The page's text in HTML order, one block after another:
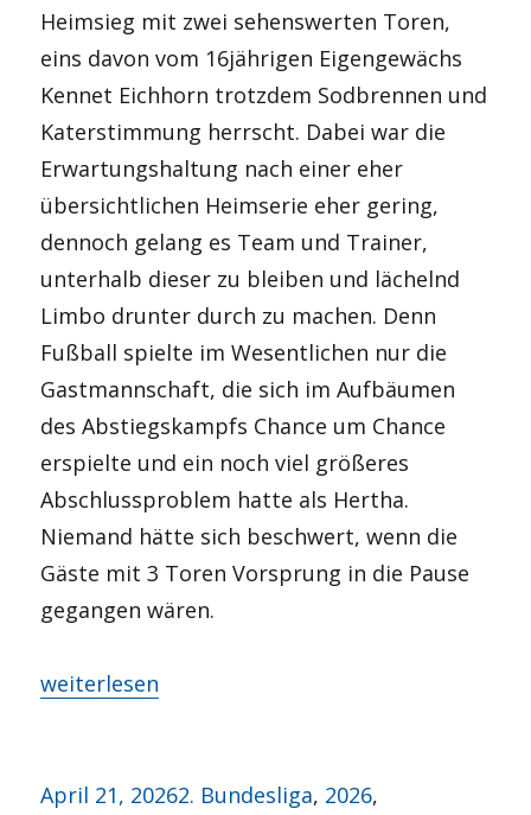
Heimsieg mit zwei sehenswerten Toren,
eins davon vom 16jährigen Eigengewächs
Kennet Eichhorn trotzdem Sodbrennen und
Katerstimmung herrscht. Dabei war die
Erwartungshaltung nach einer eher
übersichtlichen Heimserie eher gering,
dennoch gelang es Team und Trainer,
unterhalb dieser zu bleiben und lächelnd
Limbo drunter durch zu machen. Denn
Fußball spielte im Wesentlichen nur die
Gastmannschaft, die sich im Aufbäumen
des Abstiegskampfs Chance um Chance
erspielte und ein noch viel größeres
Abschlussproblem hatte als Hertha.
Niemand hätte sich beschwert, wenn die
Gäste mit 3 Toren Vorsprung in die Pause
gegangen wären.
„Home sweet home?“
weiterlesen
Veröffentlicht
April 21, 2026Kategorien
2. Bundesliga, 2026,